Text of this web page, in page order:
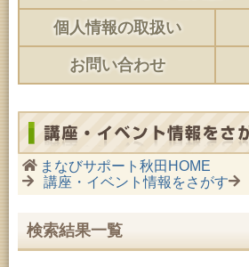
個人情報の取扱い
お問い合わせ
まなびサポート秋田HOME
講座・イベント情報をさがす
検索結果一覧